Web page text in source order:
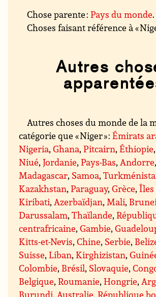
Chose parente :Pays du monde.
Choses faisant référence à «
Autres
Autres choses du monde de la
catégorie que « Niger » :Émirats
Nigeria,Ghana,Pitcairn,Éthiopie
Niué,Jordanie,Pays-Bas,Andorre
Madagascar, Samoa,
Kazakhstan,Paraguay,Grèce,Îles
Kiribati,Azerbaïdjan,Mali,
Darussalam,Thaïlande,
centrafricaine,Gambie,
Kitts-et-Nevis,Chine, Serbie,
Suisse,Liban,Kirghizistan,
Colombie, Brésil, Slovaquie,
Belgique,Roumanie,Hongrie,
Burundi, Australie,République